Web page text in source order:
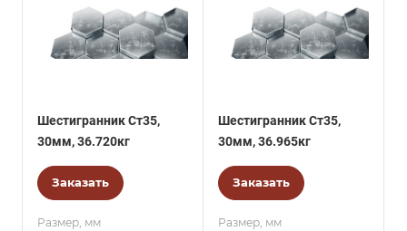
Шестигранник Ст35,
30мм, 36.720кг
Заказать
Размер, мм
Шестигранник Ст35,
30мм, 36.965кг
Заказать
Размер, мм